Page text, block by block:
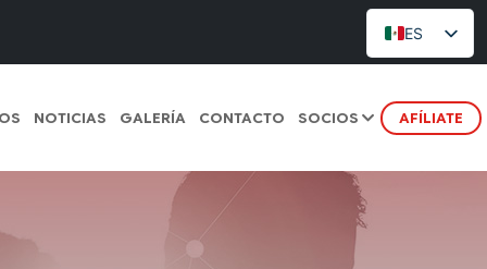
ES
NOTICIAS GALERÍA CONTACTO SOCIOS AFÍLIATE